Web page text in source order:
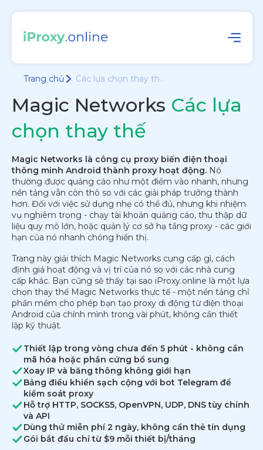
Trang chủ Các lựa chọn thay th...
Magic Networks Các lựa
chọn thay thế
Magic Networks là công cụ proxy biến điện thoại
thông minh Android thành proxy hoạt động. Nó
thường được quảng cáo như một điểm vào nhanh, nhưng
nền tảng vẫn còn thô so với các giải pháp trưởng thành
hơn. Đối với việc sử dụng nhẹ có thể đủ, nhưng khi nhiệm
vụ nghiêm trọng - chạy tài khoản quảng cáo, thu thập dữ
liệu quy mô lớn, hoặc quản lý cơ sở hạ tầng proxy - các giới
hạn của nó nhanh chóng hiển thị.
Trang này giải thích Magic Networks cung cấp gì, cách
định giá hoạt động và vị trí của nó so với các nhà cung
cấp khác. Bạn cũng sẽ thấy tại sao iProxy.online là một lựa
chọn thay thế Magic Networks thực tế - một nền tảng chỉ
phần mềm cho phép bạn tạo proxy di động từ điện thoại
Android của chính mình trong vài phút, không cần thiết
lập kỹ thuật.
Thiết lập trong vòng chưa đến 5 phút - không cần
mã hóa hoặc phần cứng bổ sung
Xoay IP và băng thông không giới hạn
Bảng điều khiển sạch cộng với bot Telegram để
kiểm soát proxy
Hỗ trợ HTTP, SOCKS5, OpenVPN, UDP, DNS tùy chỉnh
và API
Dùng thử miễn phí 2 ngày, không cần thẻ tín dụng
Gói bắt đầu chỉ từ $9 mỗi thiết bị/tháng